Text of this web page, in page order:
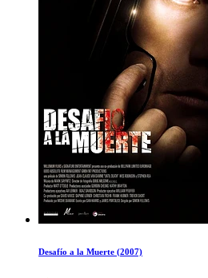
Desafío a la Muerte (2007)